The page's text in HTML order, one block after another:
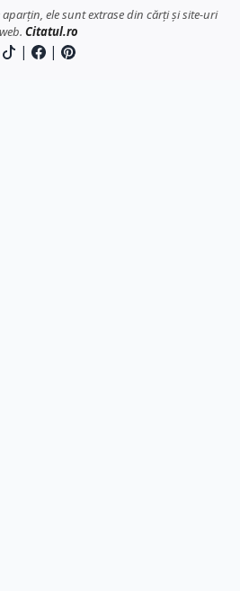
aparțin, ele sunt extrase din cărți și site-uri
web. Citatul.ro
| |